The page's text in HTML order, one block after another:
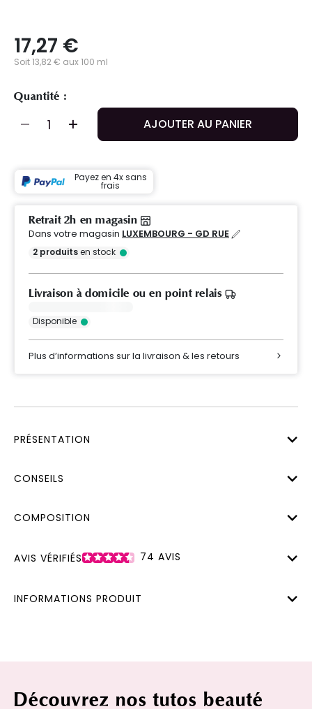
17,27 €
Soit 13,82 € aux 100 ml
Quantité :
AJOUTER AU PANIER
Payez en 4x sans
frais
Retrait 2h en magasin
Dans votre magasin LUXEMBOURG - GD RUE
2 produitsen stock
Livraison à domicile ou en point relais
Disponible
Plus d’informations sur la livraison & les retours
PRÉSENTATION
CONSEILS
COMPOSITION
AVIS VÉRIFIÉS 74 AVIS
INFORMATIONS PRODUIT
Découvrez nos tutos beauté